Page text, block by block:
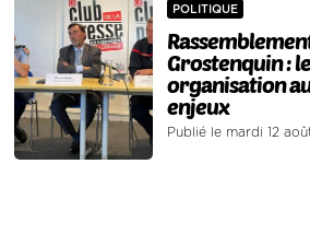
POLITIQUE
Grostenquin :
organisation
enjeux
Publié le mardi 12